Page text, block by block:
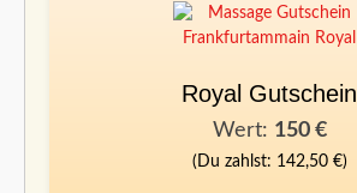
Royal Gutschein
Wert: 150 €
(Du zahlst: 142,50 €)